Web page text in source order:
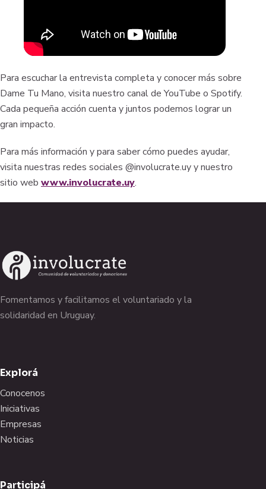
Para escuchar la entrevista completa y conocer más sobre
Dame Tu Mano, visita nuestro canal de YouTube o Spotify.
Cada pequeña acción cuenta y juntos podemos lograr un
gran impacto.
Para más información y para saber cómo puedes ayudar,
visita nuestras redes sociales @involucrate.uy y nuestro
sitio web www.involucrate.uy.
Fomentamos y facilitamos el voluntariado y la
solidaridad en Uruguay.
Explorá
Conocenos
Iniciativas
Empresas
Noticias
Participá